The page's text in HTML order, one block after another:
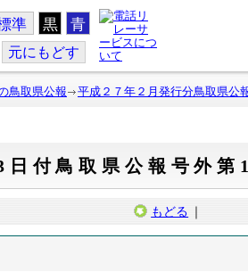
準 黒 青
元にもどす
鳥取県公報 平成２７年２月発行分鳥取県公
付鳥取県公報号外第
もどる ｜